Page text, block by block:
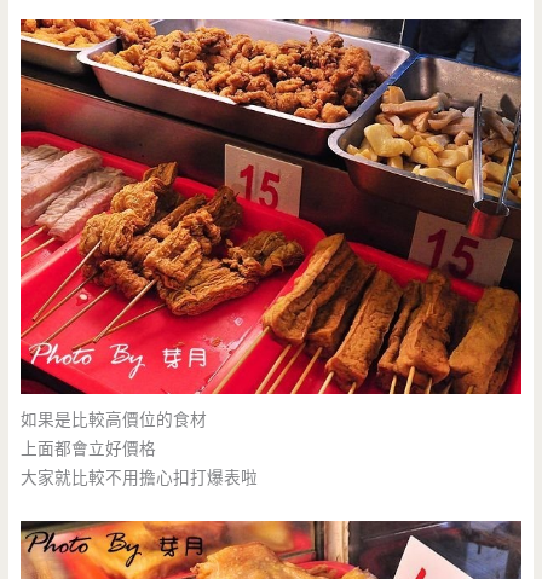
如果是比較高價位的食材
上面都會立好價格
大家就比較不用擔心扣打爆表啦